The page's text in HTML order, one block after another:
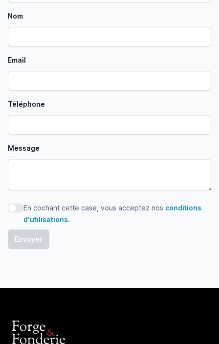
Nom
Email
Téléphone
Message
En cochant cette case, vous acceptez nos conditions
En cochant cette case, vous acceptez nos conditions
d'utilisations.